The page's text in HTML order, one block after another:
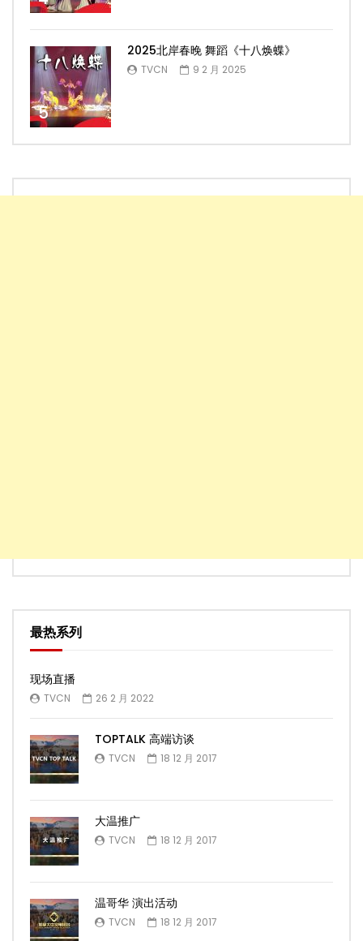
5
2025北岸春晚 舞蹈《十八焕蝶》
TVCN 9 2 月 2025
最热系列
现场直播
TVCN 26 2 月 2022
TOPTALK 高端访谈
TVCN 18 12 月 2017
大温推广
TVCN 18 12 月 2017
温哥华 演出活动
TVCN 18 12 月 2017